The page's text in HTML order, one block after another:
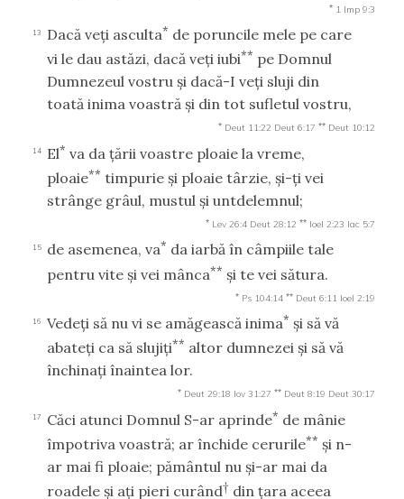
* 1 Imp 9:3
13 Dacă veţi asculta* de poruncile mele pe care
vi le dau astăzi, dacă veţi iubi** pe Domnul
Dumnezeul vostru şi dacă-I veţi sluji din
toată inima voastră şi din tot sufletul vostru,
* Deut 11:22 Deut 6:17 ** Deut 10:12
14 El* va da ţării voastre ploaie la vreme,
ploaie** timpurie şi ploaie târzie, şi-ţi vei
strânge grâul, mustul şi untdelemnul;
* Lev 26:4 Deut 28:12 ** Ioel 2:23 Iac 5:7
15 de asemenea, va* da iarbă în câmpiile tale
pentru vite şi vei mânca** şi te vei sătura.
* Ps 104:14 ** Deut 6:11 Ioel 2:19
16 Vedeţi să nu vi se amăgească inima* şi să vă
abateţi ca să slujiţi** altor dumnezei şi să vă
închinaţi înaintea lor.
* Deut 29:18 Iov 31:27 ** Deut 8:19 Deut 30:17
17 Căci atunci Domnul S-ar aprinde* de mânie
împotriva voastră; ar închide cerurile** şi n-
ar mai fi ploaie; pământul nu şi-ar mai da
roadele şi aţi pieri curând† din ţara aceea